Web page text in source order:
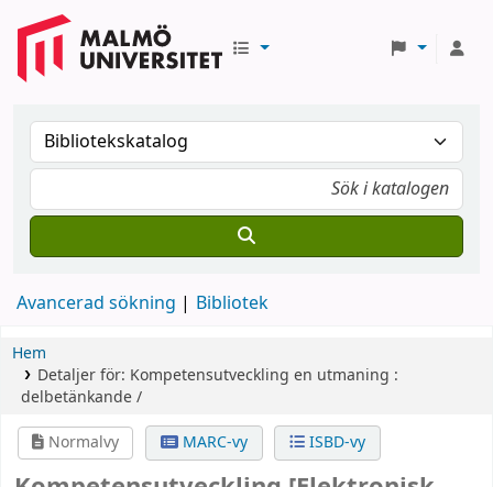
Avancerad sökning Bibliotek
Hem
Detaljer för: Kompetensutveckling en utmaning :
delbetänkande /
Normalvy
MARC-vy ISBD-vy